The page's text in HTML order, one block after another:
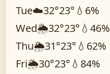
Tue☁️32°23° 💧6%
Wed🌦️32°23° 💧46%
Thu🌦️31°23° 💧62%
Fri🌦️30°23° 💧84%